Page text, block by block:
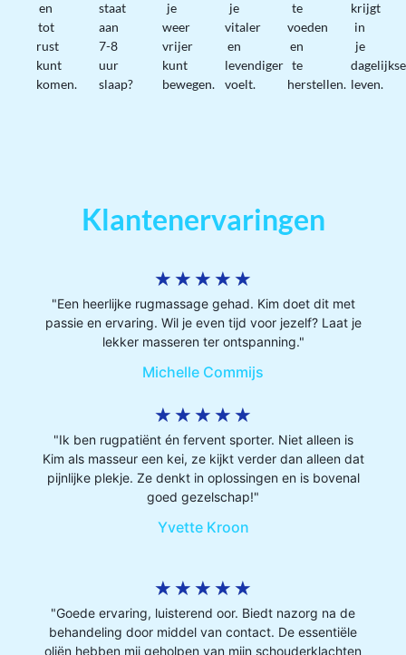
en
tot
rust
kunt
komen.
staat
aan
7-8
uur
slaap?
je
weer
vrijer
kunt
bewegen.
je
vitaler
en
levendiger
voelt.
te
voeden
en
te
herstellen.
krijgt
in
je
dagelijkse
leven.
Klantenervaringen
★ ★ ★ ★ ★
"Een heerlijke rugmassage gehad. Kim doet dit met
passie en ervaring. Wil je even tijd voor jezelf? Laat je
lekker masseren ter ontspanning."
Michelle Commijs
★ ★ ★ ★ ★
"Ik ben rugpatiënt én fervent sporter. Niet alleen is
Kim als masseur een kei, ze kijkt verder dan alleen dat
pijnlijke plekje. Ze denkt in oplossingen en is bovenal
goed gezelschap!"
Yvette Kroon
★ ★ ★ ★ ★
"Goede ervaring, luisterend oor. Biedt nazorg na de
behandeling door middel van contact. De essentiële
oliën hebben mij geholpen van mijn schouderklachten